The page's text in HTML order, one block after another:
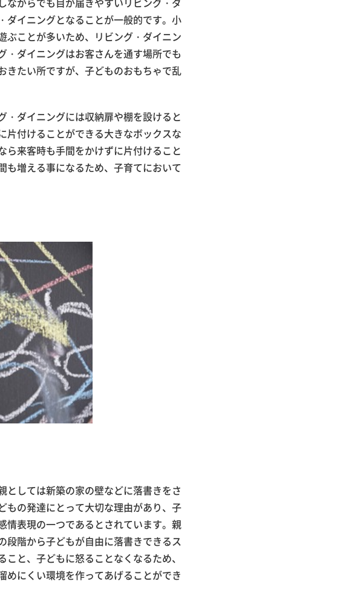
ダイニングとなることが一般的です。小
ぶことが多いため、リビング・ダイニン
・ダイニングはお客さんを通す場所でも
きたい所ですが、子どものおもちゃで乱
・ダイニングには収納扉や棚を設けると
片付けることができる大きなボックスな
ら来客時も手間をかけずに片付けること
も増える事になるため、子育てにおいて
しては新築の家の壁などに落書きをさ
もの発達にとって大切な理由があり、子
情表現の一つであるとされています。親
段階から子どもが自由に落書きできるス
と、子どもに怒ることなくなるため、
にくい環境を作ってあげることができ